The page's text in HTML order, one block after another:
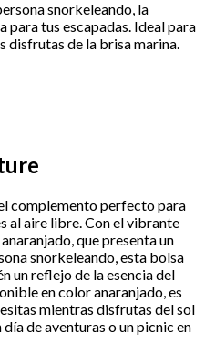
snorkeleando, la
tus escapadas. Ideal para
disfrutas de la brisa marina.
complemento perfecto para
al aire libre. Con el vibrante
que presenta un
snorkeleando, esta bolsa
un reflejo de la esencia del
en color anaranjado, es
mientras disfrutas del sol
de aventuras o un picnic en